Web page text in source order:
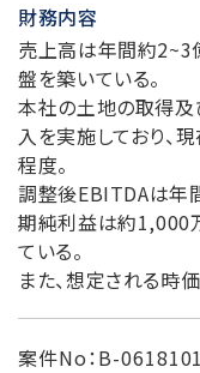
財務内容
売上高は年間約2~3
盤を築いている。
本社の土地の取得及
入を実施しており、
程度。
調整後EBITDAは年
期純利益は約1,000
ている。
また、想定される時
案件No：B-0618101